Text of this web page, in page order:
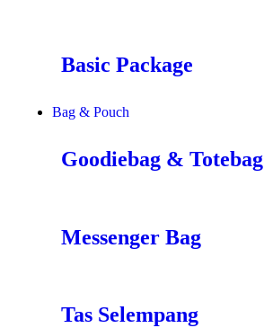
Basic Package
Bag & Pouch
Goodiebag & Totebag
Messenger Bag
Tas Selempang